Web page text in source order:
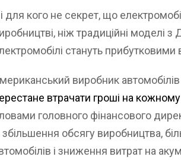
для кого не секрет, що
ніж традиційні моделі
стануть
виробник
втрачати гроші на кожному
головного фінансового
обсягу виробництва,
і зниження витрат на